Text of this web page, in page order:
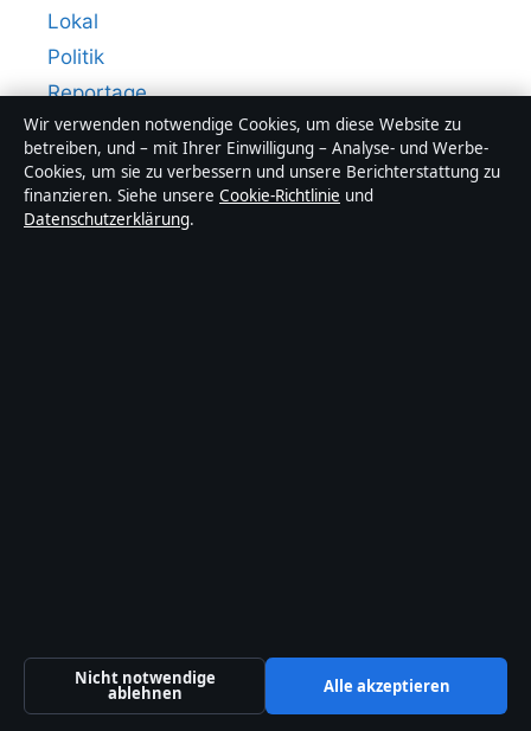
Lokal
Politik
Reportage
Sport
Technik
Welt
Wirtschaft
Lageanalyse2 Media Ltd.
Office 9, Business Centre
Wir verwenden notwendige Cookies, um diese Website zu
betreiben, und – mit Ihrer Einwilligung – Analyse- und Werbe-
Cookies, um sie zu verbessern und unsere Berichterstattung zu
finanzieren. Siehe unsere Cookie-Richtlinie und
Datenschutzerklärung.
Nicht notwendige
ablehnen Alle akzeptieren